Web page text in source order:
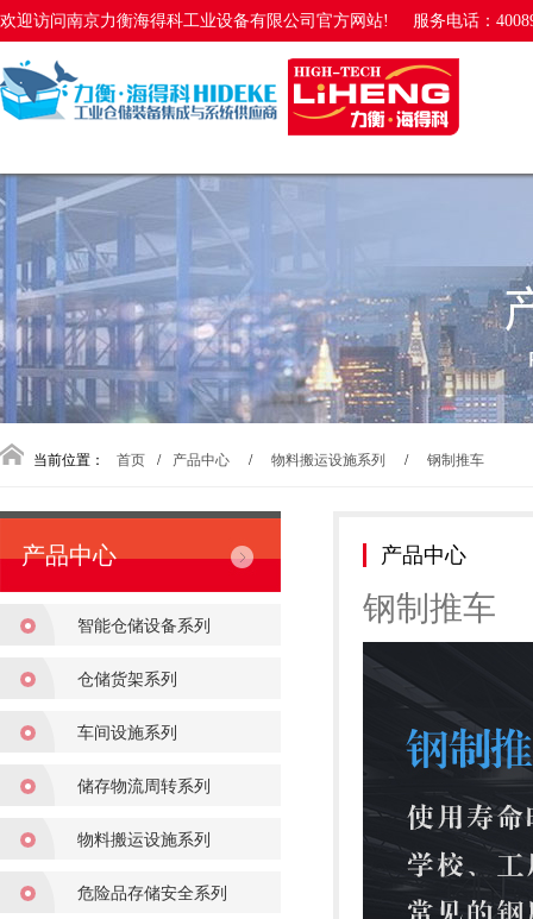
欢迎访问南京力衡海得科工业设备有限公司官方网站! 服务电话：
当前位置： 首页 / 产品中心 / 物料搬运设施系列 / 钢制推车
产品中心
智能仓储设备系列
仓储货架系列
车间设施系列
储存物流周转系列
物料搬运设施系列
危险品存储安全系列
产品中心
钢制推车